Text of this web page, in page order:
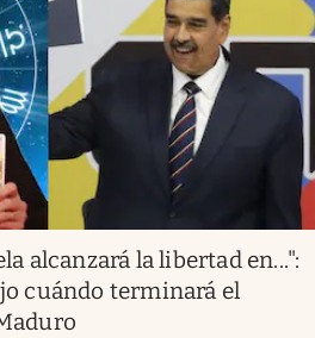
alcanzará la libertad en...":
cuándo terminará el